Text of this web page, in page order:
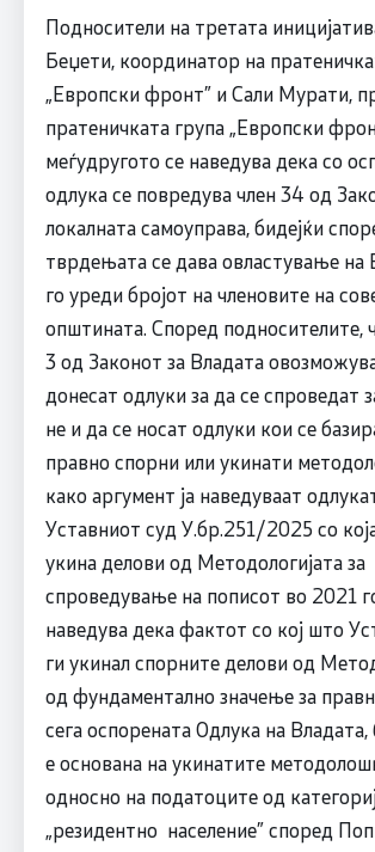
Подносители на третата
Беџети, координатор на
„Европски фронт” и Сали Мурати,
пратеничката група „Европски
меѓудругото се наведува дека со
одлука се повредува член 34 од
локалната самоуправа, бидејќи
тврдењата се дава овластување на
го уреди бројот на членовите на
општината. Според подносителите,
3 од Законот за Владата
донесат одлуки за да се спроведат
не и да се носат одлуки кои се
правно спорни или укинати
како аргумент ја наведуваат
Уставниот суд У.бр.251/2025 со
укина делови од Методологијата за
спроведување на пописот во 2021
наведува дека фактот со кој што
ги укинал спорните делови од
од фундаментално значење за
сега оспорената Одлука на Владата,
е основана на укинатите
односно на податоците од
„резидентно население” според